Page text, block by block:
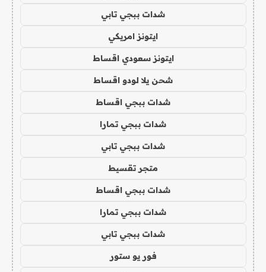
شدات ببجي تابي
ايتونز امريكي
ايتونز سعودي اقساط
شحن يلا لودو اقساط
شدات ببجي اقساط
شدات ببجي تمارا
شدات ببجي تابي
متجر تقسيط
شدات ببجي اقساط
شدات ببجي تمارا
شدات ببجي تابي
فور يو ستور